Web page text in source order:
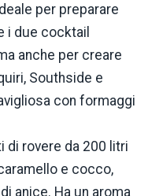
per preparare
i due cocktail
anche per creare
Southside e
con formaggi
di rovere da 200 litri
e cocco,
anice. Ha un aroma